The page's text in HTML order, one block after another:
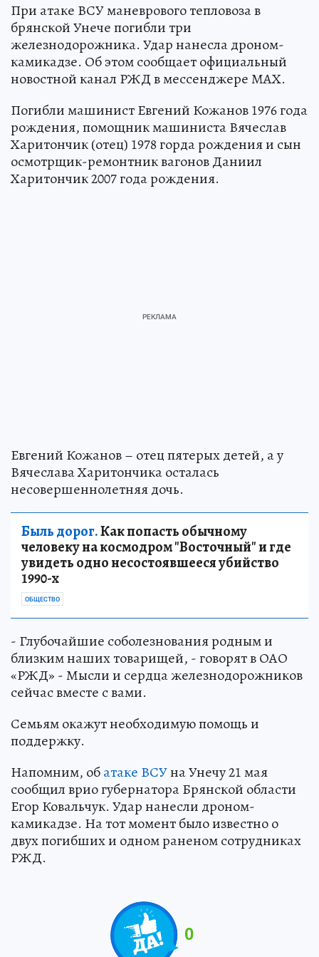
При атаке ВСУ маневрового тепловоза в
брянской Унече погибли три
железнодорожника. Удар нанесла дроном-
камикадзе. Об этом сообщает официальный
новостной канал РЖД в мессенджере МАХ.
Погибли машинист Евгений Кожанов 1976 года
рождения, помощник машиниста Вячеслав
Харитончик (отец) 1978 горда рождения и сын
осмотрщик-ремонтник вагонов Даниил
Харитончик 2007 года рождения.
Евгений Кожанов – отец пятерых детей, а у
Вячеслава Харитончика осталась
несовершеннолетняя дочь.
Быль дорог.Как попасть обычному
человеку на космодром "Восточный" и где
увидеть одно несостоявшееся убийство
1990-х
ОБЩЕСТВО
- Глубочайшие соболезнования родным и
близким наших товарищей, - говорят в ОАО
«РЖД» - Мысли и сердца железнодорожников
сейчас вместе с вами.
Семьям окажут необходимую помощь и
поддержку.
Напомним, обатаке ВСУна Унечу 21 мая
сообщил врио губернатора Брянской области
Егор Ковальчук. Удар нанесли дроном-
камикадзе. На тот момент было известно о
двух погибших и одном раненом сотрудниках
РЖД.
0